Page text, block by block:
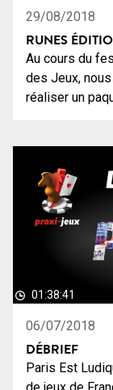
29/08/2018
RUNES
Au cours du
des Jeux,
réaliser un
01:38:41
06/07/2018
DÉBRIEF
Paris Est